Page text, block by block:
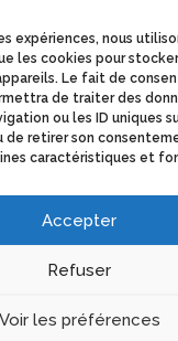
expériences, nous
les cookies pour
Le fait de
de traiter des
ou les ID uniques
de retirer son
caractéristiques et
Accepter
Refuser
Voir les préférences
Je m'abonne